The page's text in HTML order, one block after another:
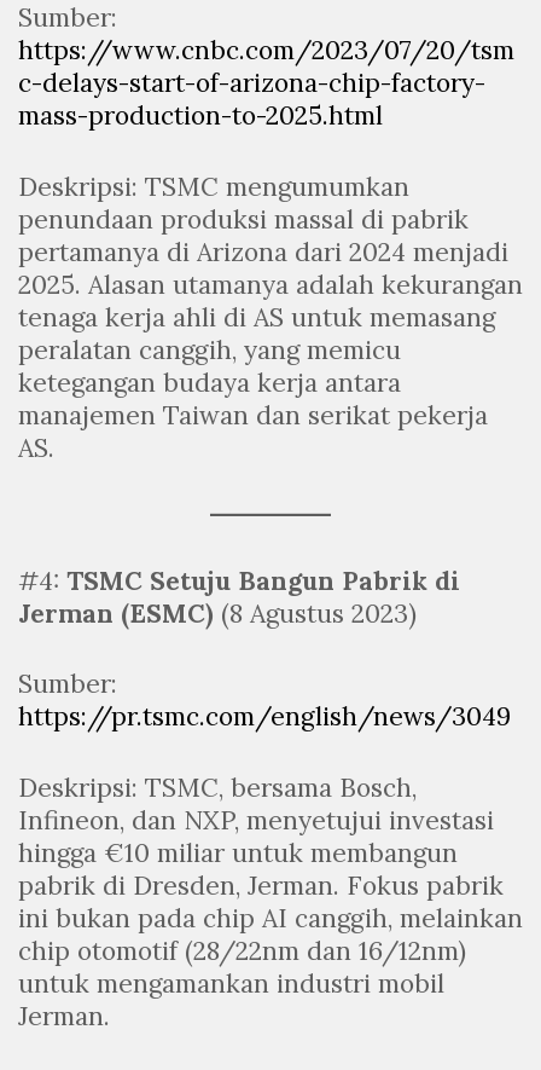
Sumber:
https://www.cnbc.com/2023/07/20/tsm
c-delays-start-of-arizona-chip-factory-
mass-production-to-2025.html
Deskripsi: TSMC mengumumkan
penundaan produksi massal di pabrik
pertamanya di Arizona dari 2024 menjadi
2025. Alasan utamanya adalah kekurangan
tenaga kerja ahli di AS untuk memasang
peralatan canggih, yang memicu
ketegangan budaya kerja antara
manajemen Taiwan dan serikat pekerja
AS.
#4: TSMC Setuju Bangun Pabrik di
Jerman (ESMC) (8 Agustus 2023)
Sumber:
https://pr.tsmc.com/english/news/3049
Deskripsi: TSMC, bersama Bosch,
Infineon, dan NXP, menyetujui investasi
hingga €10 miliar untuk membangun
pabrik di Dresden, Jerman. Fokus pabrik
ini bukan pada chip AI canggih, melainkan
chip otomotif (28/22nm dan 16/12nm)
untuk mengamankan industri mobil
Jerman.